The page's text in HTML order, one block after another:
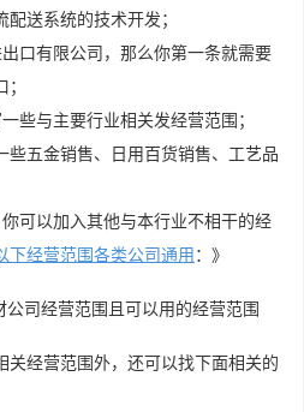
送系统的技术开发；
口有限公司，那么你第一条就需要
些与主要行业相关发经营范围；
些五金销售、日用百货销售、工艺品
可以加入其他与本行业不相干的经
下经营范围各类公司通用：》
司经营范围且可以用的经营范围
关经营范围外，还可以找下面相关的